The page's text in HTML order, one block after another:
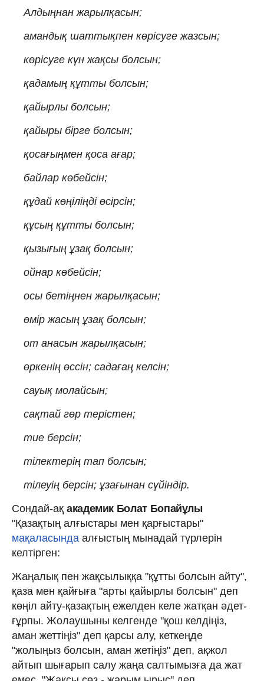
Алдыңнан жарылқасын;
амандық шаттықпен көрісуге жазсын;
көрісуге күн жақсы болсын;
қадамың құтты болсын;
қайырлы болсын;
қайыры бірге болсын;
қосағыңмен қоса ағар;
байлар көбейсін;
құдай көңіліңді өсірсін;
құсың құтты болсын;
қызығың ұзақ болсын;
ойнар көбейсін;
осы бетіңнен жарылқасын;
өмір жасың ұзақ болсын;
от анасын жарылқасын;
өркенің өссін; садағаң келсін;
сауық молайсын;
сақтай гөр терістен;
тие берсін;
тілектерің тап болсын;
тілеуің берсін; ұзағынан сүйіндір.
Сондай-ақ академик Болат Бопайұлы
"Қазақтың алғыстары мен қарғыстары"
мақаласында алғыстың мынадай түрлерін
келтірген:
Жаңалық пен жақсылыққа "құтты болсын айту",
қаза мен қайғыға "арты қайырлы болсын" деп
көңіл айту-қазақтың ежелден келе жатқан әдет-
ғұрпы. Жолаушыны келгенде "қош келдіңіз,
аман жеттіңіз" деп қарсы алу, кеткеңде
"жолыңыз болсын, аман жетіңіз" деп, ақжол
айтып шығарып салу жаңа салтымызға да жат